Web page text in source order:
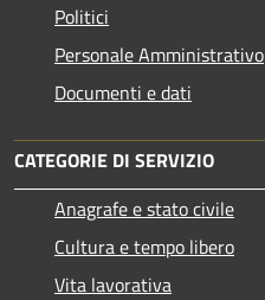
Politici
Personale Amministrativo
Documenti e dati
CATEGORIE DI SERVIZIO
Anagrafe e stato civile
Cultura e tempo libero
Vita lavorativa